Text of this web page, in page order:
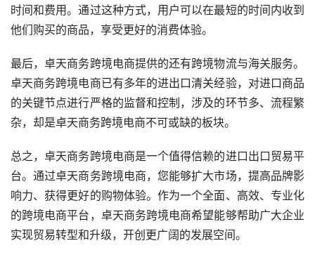
时间和费用。通过这种方式，用户可以在最短的时间内收到
他们购买的商品，享受更好的消费体验。
最后，卓天商务跨境电商提供的还有跨境物流与海关服务。
卓天商务跨境电商已有多年的进出口清关经验，对进口商品
的关键节点进行严格的监督和控制，涉及的环节多、流程繁
杂，却是卓天商务跨境电商不可或缺的板块。
总之，卓天商务跨境电商是一个值得信赖的进口出口贸易平
台。通过卓天商务跨境电商，您能够扩大市场，提高品牌影
响力、获得更好的购物体验。作为一个全面、高效、专业化
的跨境电商平台，卓天商务跨境电商希望能够帮助广大企业
实现贸易转型和升级，开创更广阔的发展空间。